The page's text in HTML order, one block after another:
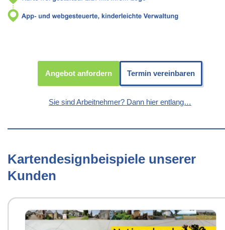
Angebot anfordern Termin vereinbaren
Sie sind Arbeitnehmer? Dann hier entlang…
Kartendesignbeispiele unserer
Kunden